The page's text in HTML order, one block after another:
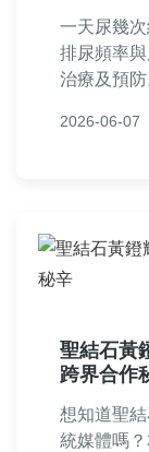
一天尿幾
排尿頻率
治療及預
解決所有相
2026-06-07
聖結石黃
跨界合作
想知道聖
統媒體嗎